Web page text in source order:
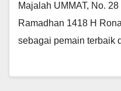
Majalah UMMAT, No.
Ramadhan 1418 H
sebagai pemain terbaik